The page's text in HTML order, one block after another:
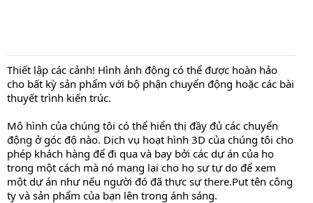
Thiết lập các cảnh! Hình ảnh động có thể được hoàn hảo
cho bất kỳ sản phẩm với bộ phận chuyển động hoặc các bài
thuyết trình kiến trúc.
Mô hình của chúng tôi có thể hiển thị đầy đủ các chuyển
động ở góc độ nào. Dịch vụ hoạt hình 3D của chúng tôi cho
phép khách hàng để đi qua và bay bởi các dự án của họ
trong một cách mà nó mang lại cho họ sự tự do để xem
một dự án như nếu người đó đã thực sự there.Put tên công
ty và sản phẩm của bạn lên trong ánh sáng.